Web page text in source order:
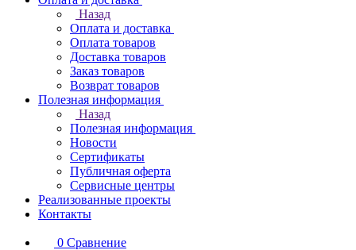
Назад
Оплата и доставка
Оплата товаров
Доставка товаров
Заказ товаров
Возврат товаров
Полезная информация
Назад
Полезная информация
Новости
Сертификаты
Публичная оферта
Сервисные центры
Реализованные проекты
Контакты
0 Сравнение